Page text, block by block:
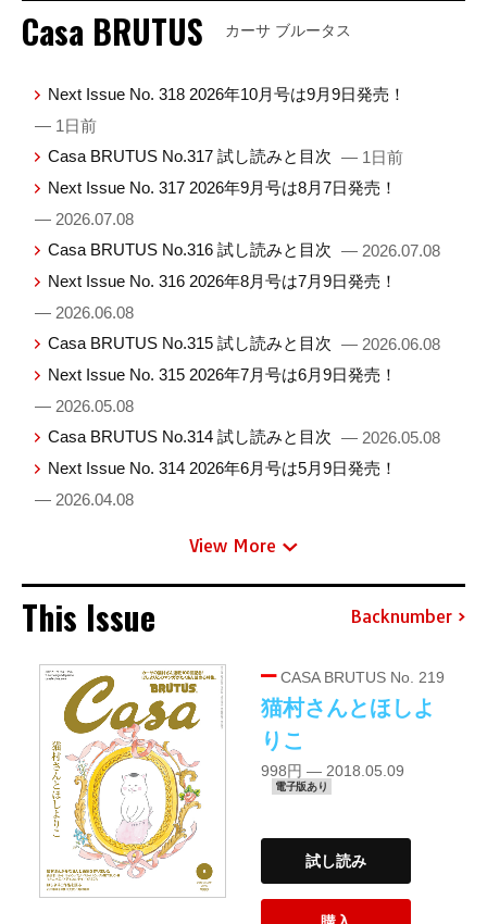
Casa BRUTUS カーサ ブルータス
Next Issue No. 318 2026年10月号は9月9日発売！
— 1日前
Casa BRUTUS No.317 試し読みと目次 — 1日前
Next Issue No. 317 2026年9月号は8月7日発売！
— 2026.07.08
Casa BRUTUS No.316 試し読みと目次 — 2026.07.08
Next Issue No. 316 2026年8月号は7月9日発売！
— 2026.06.08
Casa BRUTUS No.315 試し読みと目次 — 2026.06.08
Next Issue No. 315 2026年7月号は6月9日発売！
— 2026.05.08
Casa BRUTUS No.314 試し読みと目次 — 2026.05.08
Next Issue No. 314 2026年6月号は5月9日発売！
— 2026.04.08
View More
This Issue Backnumber
CASA BRUTUS No. 219
猫村さんとほしよ
りこ
998円 — 2018.05.09
電子版あり
試し読み